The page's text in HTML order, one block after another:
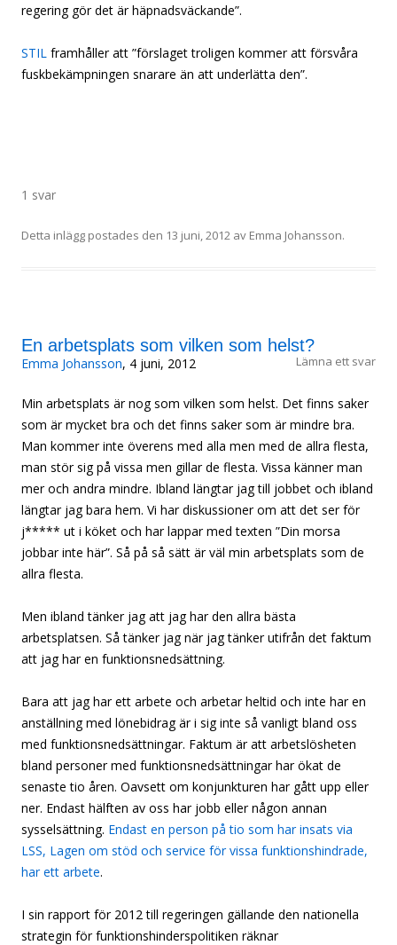
regering gör det är häpnadsväckande”.
STIL framhåller att ”förslaget troligen kommer att försvåra
fuskbekämpningen snarare än att underlätta den”.
1 svar
Detta inlägg postades den 13 juni, 2012 av Emma Johansson.
En arbetsplats som vilken som helst?
Emma Johansson, 4 juni, 2012 Lämna ett svar
Min arbetsplats är nog som vilken som helst. Det finns saker
som är mycket bra och det finns saker som är mindre bra.
Man kommer inte överens med alla men med de allra flesta,
man stör sig på vissa men gillar de flesta. Vissa känner man
mer och andra mindre. Ibland längtar jag till jobbet och ibland
längtar jag bara hem. Vi har diskussioner om att det ser för
j***** ut i köket och har lappar med texten ”Din morsa
jobbar inte här”. Så på så sätt är väl min arbetsplats som de
allra flesta.
Men ibland tänker jag att jag har den allra bästa
arbetsplatsen. Så tänker jag när jag tänker utifrån det faktum
att jag har en funktionsnedsättning.
Bara att jag har ett arbete och arbetar heltid och inte har en
anställning med lönebidrag är i sig inte så vanligt bland oss
med funktionsnedsättningar. Faktum är att arbetslösheten
bland personer med funktionsnedsättningar har ökat de
senaste tio åren. Oavsett om konjunkturen har gått upp eller
ner. Endast hälften av oss har jobb eller någon annan
sysselsättning. Endast en person på tio som har insats via
LSS, Lagen om stöd och service för vissa funktionshindrade,
har ett arbete.
I sin rapport för 2012 till regeringen gällande den nationella
strategin för funktionshinderspolitiken räknar